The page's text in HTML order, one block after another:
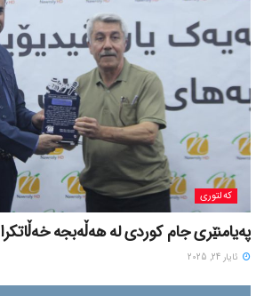
کەلتوری
پەیامنێری جام کوردی لە ھەڵەبجە خەڵاتکرا
ئایار 24, 2025